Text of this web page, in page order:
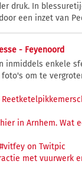
druk. In
een inzet van
- Feyenoord
inmiddels enkele
foto's om te